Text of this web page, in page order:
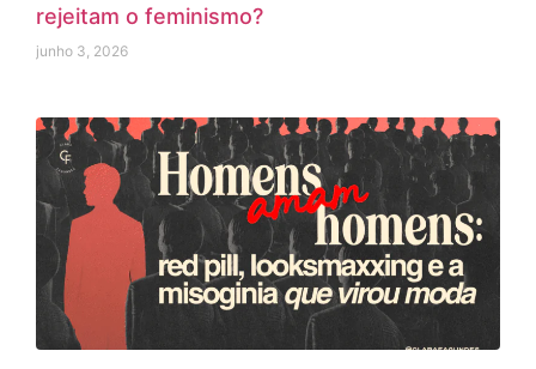
rejeitam o feminismo?
junho 3, 2026